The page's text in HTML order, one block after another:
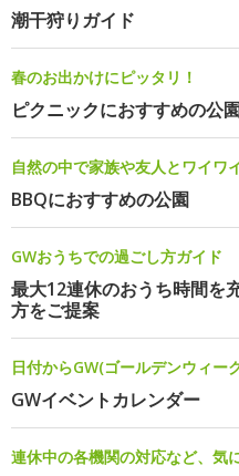
潮干狩りガイド
春のお出かけにピッタリ！
ピクニックにおすすめの公
自然の中で家族や友人とワイワ
BBQにおすすめの公園
GWおうちでの過ごし方ガイド
最大12連休のおうち時間を
方をご提案
日付からGW(ゴールデンウィー
GWイベントカレンダー
連休中の各機関の対応など、気